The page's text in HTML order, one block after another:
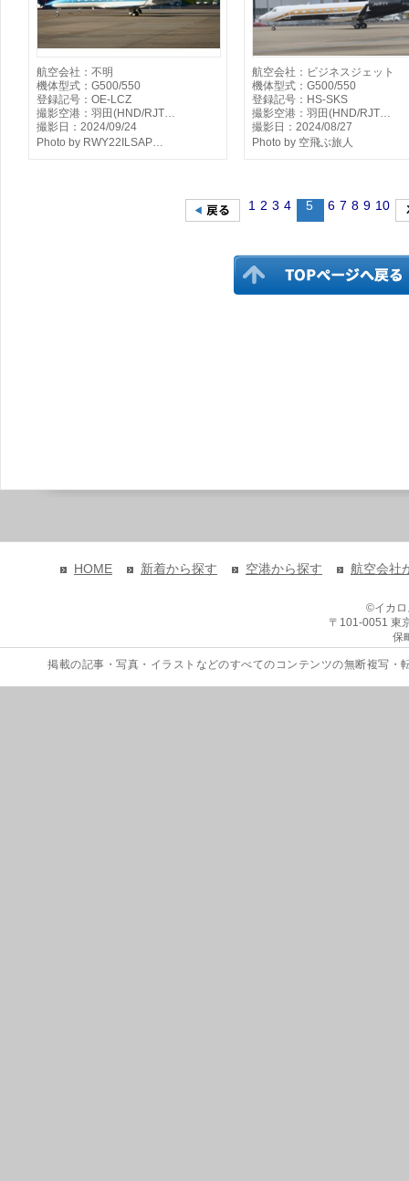
航空会社：不明
機体型式：G500/550
登録記号：OE-LCZ
撮影空港：羽田(HND/RJT…
撮影日：2024/09/24
Photo by RWY22ILSAP…
航空会社：ビジネスジェット
機体型式：G500/550
登録記号：HS-SKS
撮影空港：羽田(HND/RJT…
撮影日：2024/08/27
Photo by 空飛ぶ旅人
1 2 3 4 5 6 7 8 9 10
HOME 新着から探す 空港から探す 航空会社
©イカ
〒101-0051 東
保
掲載の記事・写真・イラストなどのすべてのコンテンツの無断複